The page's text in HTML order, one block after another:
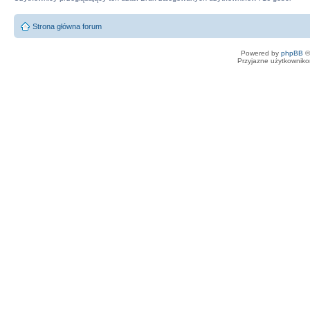
Strona główna forum
Powered by phpBB
Przyjazne